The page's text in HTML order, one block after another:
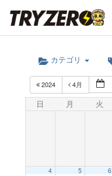
カテゴリ
2024 4月
日 月 火
4 5 6